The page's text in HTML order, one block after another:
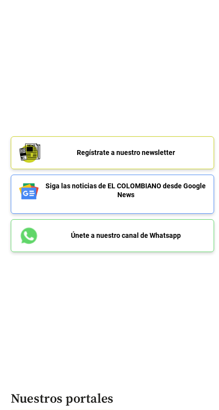
Regístrate a nuestro newsletter
Siga las noticias de EL COLOMBIANO desde Google
News
Únete a nuestro canal de Whatsapp
Nuestros portales